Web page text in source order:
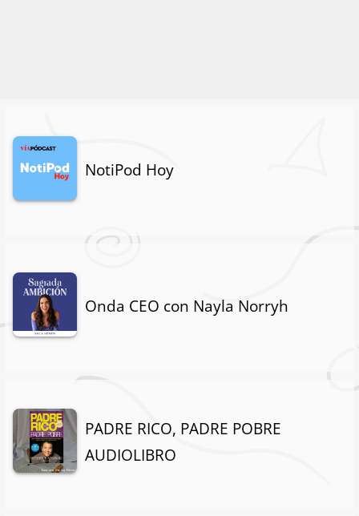
NotiPod Hoy
Onda CEO con Nayla Norryh
PADRE RICO, PADRE POBRE
AUDIOLIBRO